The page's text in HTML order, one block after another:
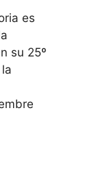
es
su 25º